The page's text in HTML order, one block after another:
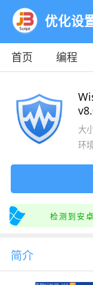
优化设
首页 编程
大
环
检测到安
简介